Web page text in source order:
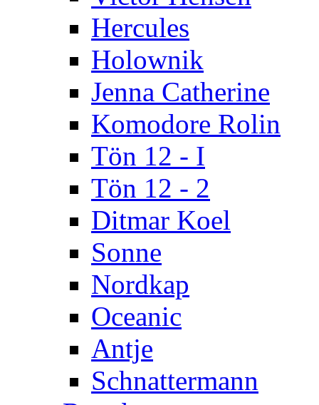
Hercules
Holownik
Jenna Catherine
Komodore Rolin
Tön 12 - I
Tön 12 - 2
Ditmar Koel
Sonne
Nordkap
Oceanic
Antje
Schnattermann